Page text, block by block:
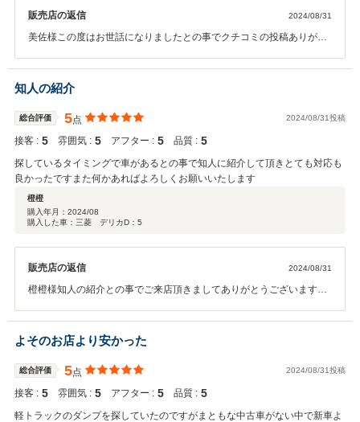
販売店の返信 2024/08/31
美佐様この度はお世話になりましたとの事でクチコミの投稿ありがと
ざいますが出来るだけ不安なくご購入出来よう電話対応や写真や動画
など少しでもお客様に伝わるよう努力しておりますのでこの度は不安
なく購入できたとの事で嬉しく思います！
知人の紹介
総合評価 5点 2024/08/31投稿
接客 : 5 雰囲気 : 5 アフター : 5 品質 : 5
探しているタイミングで車があるとの事で知人に紹介して頂きとても対応も
良かったですまた何かあればよろしくお願いいたします
橙橙
購入年月： 2024/08
購入した車：三菱 デリカD：5
販売店の返信 2024/08/31
橙橙様知人の紹介との事でご来店頂きましてありがとうございます！
かったとの事でご紹介にあたりとても気さくにお話できた事嬉しく思
います♪オイル交換など何でもお気軽にご連絡ください！
よそのお店より安かった
総合評価 5点 2024/08/31投稿
接客 : 5 雰囲気 : 5 アフター : 5 品質 : 5
軽トラックのダンプを探していたのですがまともな中古車がない中で新車よ